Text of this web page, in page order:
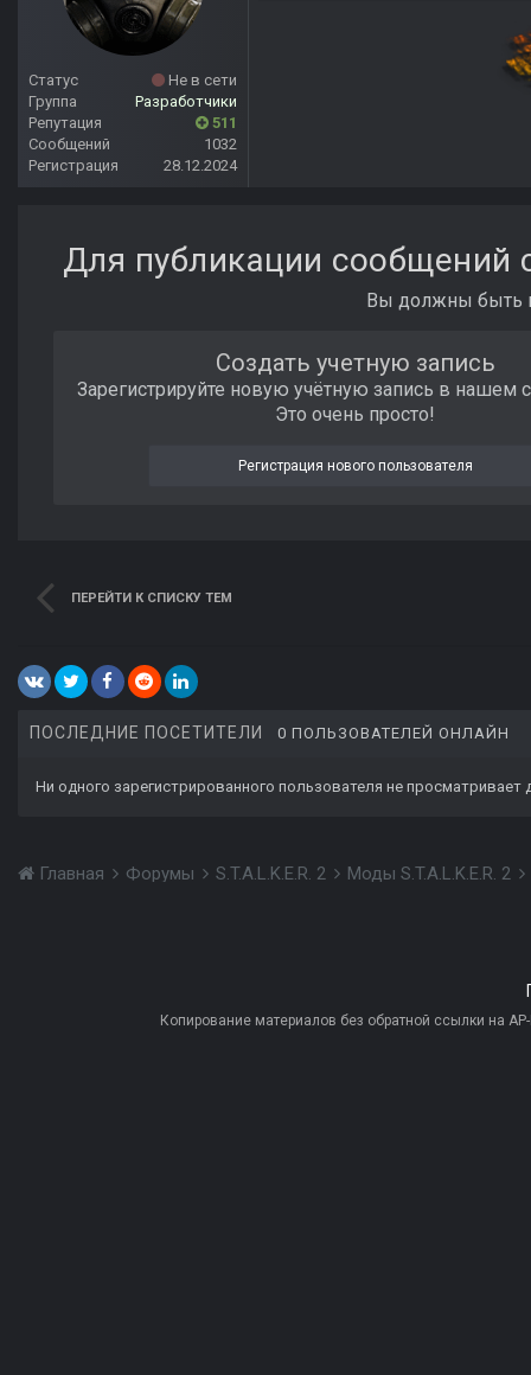
Статус
Не в сети
Группа
Разработчики
Репутация
511
Сообщений
1032
Регистрация
28.12.2024
Для публикации сообщений
Вы должны быть
Создать учетную запись
Зарегистрируйте новую учётную запись в нашем
Это очень просто!
Регистрация нового пользователя
ПЕРЕЙТИ К СПИСКУ ТЕМ
ПОСЛЕДНИЕ ПОСЕТИТЕЛИ 0 ПОЛЬЗОВАТЕЛЕЙ ОНЛАЙН
Ни одного зарегистрированного пользователя не просматривает
Главная Форумы S.T.A.L.K.E.R. 2 Моды S.T.A.L.K.E.R. 2
Копирование материалов без обратной ссылки на